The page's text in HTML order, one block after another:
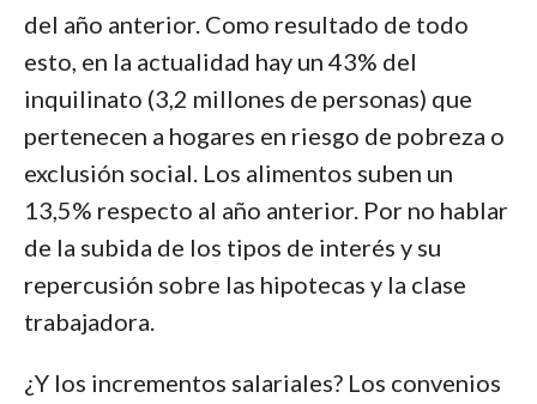
del año anterior. Como resultado de todo
esto, en la actualidad hay un 43% del
inquilinato (3,2 millones de personas) que
pertenecen a hogares en riesgo de pobreza o
exclusión social. Los alimentos suben un
13,5% respecto al año anterior. Por no hablar
de la subida de los tipos de interés y su
repercusión sobre las hipotecas y la clase
trabajadora.
¿Y los incrementos salariales? Los convenios